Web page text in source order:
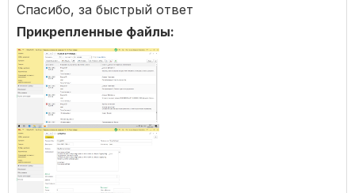
Спасибо, за быстрый ответ
Прикрепленные файлы: